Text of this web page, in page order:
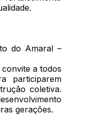
do Amaral –
a todos
participarem
coletiva.
gerações.